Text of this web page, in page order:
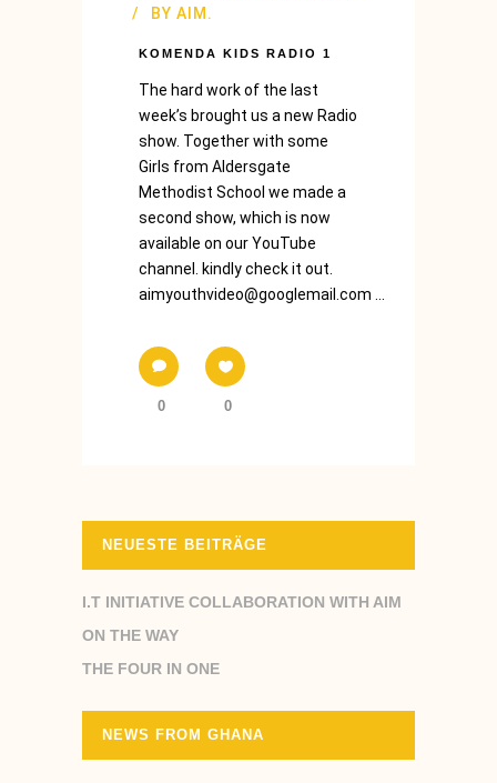
BY AIM.
KOMENDA KIDS RADIO 1
The hard work of the last
week’s brought us a new Radio
show. Together with some
Girls from Aldersgate
Methodist School we made a
second show, which is now
available on our YouTube
channel. kindly check it out.
aimyouthvideo@googlemail.com ...
0 0
NEUESTE BEITRÄGE
I.T INITIATIVE COLLABORATION WITH AIM
ON THE WAY
THE FOUR IN ONE
NEWS FROM GHANA